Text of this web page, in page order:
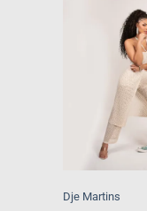
Dje Martins